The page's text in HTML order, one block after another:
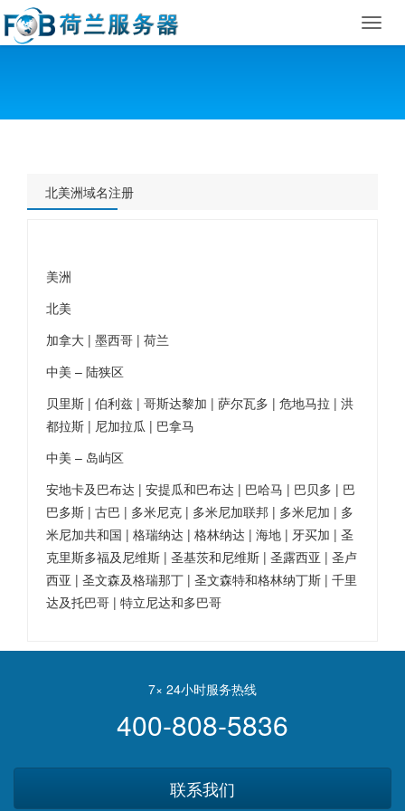
北美洲域名注册
美洲
北美
加拿大 | 墨西哥 | 荷兰
中美 – 陆狭区
贝里斯 | 伯利兹 | 哥斯达黎加 | 萨尔瓦多 | 危地马拉 | 洪
都拉斯 | 尼加拉瓜 | 巴拿马
中美 – 岛屿区
安地卡及巴布达 | 安提瓜和巴布达 | 巴哈马 | 巴贝多 | 巴
巴多斯 | 古巴 | 多米尼克 | 多米尼加联邦 | 多米尼加 | 多
米尼加共和国 | 格瑞纳达 | 格林纳达 | 海地 | 牙买加 | 圣
克里斯多福及尼维斯 | 圣基茨和尼维斯 | 圣露西亚 | 圣卢
西亚 | 圣文森及格瑞那丁 | 圣文森特和格林纳丁斯 | 千里
达及托巴哥 | 特立尼达和多巴哥
7× 24小时服务热线
400-808-5836
联系我们